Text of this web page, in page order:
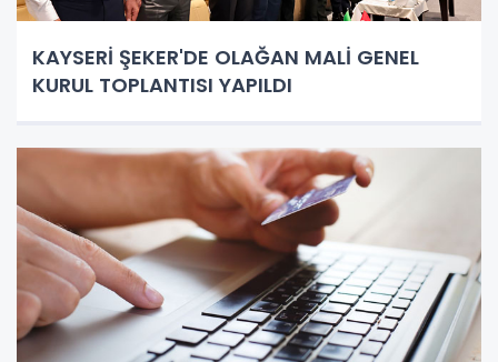
KAYSERİ ŞEKER'DE OLAĞAN MALİ GENEL
KURUL TOPLANTISI YAPILDI